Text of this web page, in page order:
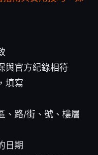
與官方紀錄相符
填寫
、路/街、號、樓層
日期